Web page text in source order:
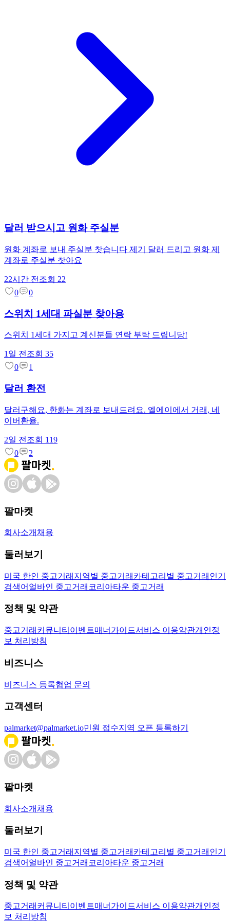
달러 받으시고 원화 주실분
원화 계좌로 보내 주실분 찻습니다 제기 달러 드리고 원화 제
계좌로 주실분 찻아요
22시간 전 조회 22
0
0
스위치 1세대 파실분 찾아용
스위치 1세대 가지고 계신분들 연락 부탁 드립니당!
1일 전조회 35
0
1
달러 환전
달러구해요, 한화는 계좌로 보내드려요. 엘에이에서 거래, 네
이버환율.
2일 전 조회 119
0
2
팔마켓
회사소개 채용
둘러보기
미국 한인 중고거래 지역별 중고거래 카테고리별 중고거래 인기
검색어 얼바인 중고거래 코리아타운 중고거래
정책 및 약관
중고거래 커뮤니티 이벤트매너가이드서비스 이용약관개인정
보 처리방침
비즈니스
비즈니스 등록협업 문의
고객센터
palmarket@palmarket.io민원 접수지역 오픈 등록하기
팔마켓
회사소개 채용
둘러보기
미국 한인 중고거래 지역별 중고거래 카테고리별 중고거래 인기
검색어 얼바인 중고거래 코리아타운 중고거래
정책 및 약관
중고거래 커뮤니티 이벤트매너가이드서비스 이용약관개인정
보 처리방침